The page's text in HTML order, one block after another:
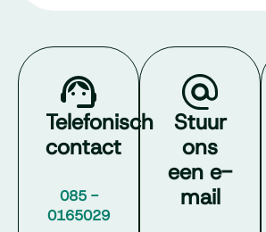
Telefonisch
contact
085 -
0165029
Stuur
ons
een e-
mail